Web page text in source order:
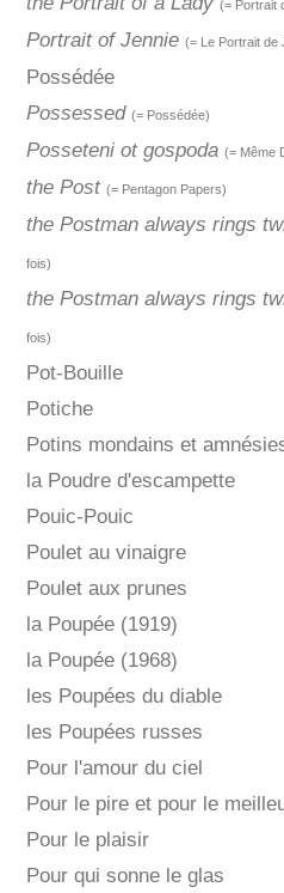
(= Portrait
Portrait of Jennie (= Le Portrait de
Possédée
Possessed (= Possédée)
Posseteni ot gospoda (= Même
the Post (= Pentagon Papers)
the Postman always rings
fois)
the Postman always rings
fois)
Pot-Bouille
Potiche
Potins mondains et
la Poudre d'escampette
Pouic-Pouic
Poulet au vinaigre
Poulet aux prunes
la Poupée (1919)
la Poupée (1968)
les Poupées du diable
les Poupées russes
Pour l'amour du ciel
Pour le pire et pour le
Pour le plaisir
Pour qui sonne le glas